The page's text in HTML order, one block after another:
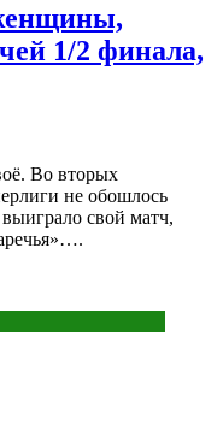
1/2 финала,
Во вторых
не обошлось
свой матч,